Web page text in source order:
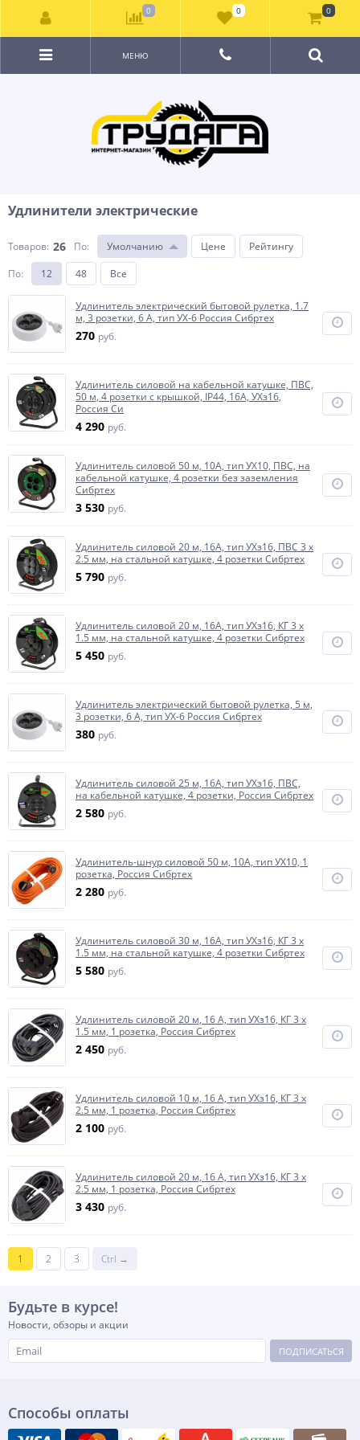
МЕНЮ
Удлинители электрические
Товаров: 26 По: Умолчанию Цене
Рейтингу
По: 12 48 Все
Удлинитель электрический бытовой рулетка, 1.7
м, 3 розетки, 6 А, тип УХ-6 Россия Сибртех
270 руб.
Удлинитель силовой на кабельной катушке, ПВС,
50 м, 4 розетки с крышкой, IP44, 16А, УХз16,
Россия Си
4 290 руб.
Удлинитель силовой 50 м, 10А, тип УХ10, ПВС, на
кабельной катушке, 4 розетки без заземления
Сибртех
3 530 руб.
Удлинитель силовой 20 м, 16А, тип УХз16, ПВС 3 x
2.5 мм, на стальной катушке, 4 розетки Сибртех
5 790 руб.
Удлинитель силовой 20 м, 16А, тип УХз16, КГ 3 x
1.5 мм, на стальной катушке, 4 розетки Сибртех
5 450 руб.
Удлинитель электрический бытовой рулетка, 5 м,
3 розетки, 6 А, тип УХ-6 Россия Сибртех
380 руб.
Удлинитель силовой 25 м, 16А, тип УХз16, ПВС,
на кабельной катушке, 4 розетки, Россия Сибртех
2 580 руб.
Удлинитель-шнур силовой 50 м, 10A, тип УХ10, 1
розетка, Россия Сибртех
2 280 руб.
Удлинитель силовой 30 м, 16А, тип УХз16, КГ 3 x
1.5 мм, на стальной катушке, 4 розетки Сибртех
5 580 руб.
Удлинитель силовой 20 м, 16 А, тип УХз16, КГ 3 x
1.5 мм, 1 розетка, Россия Сибртех
2 450 руб.
Удлинитель силовой 10 м, 16 А, тип УХз16, КГ 3 x
2.5 мм, 1 розетка, Россия Сибртех
2 100 руб.
Удлинитель силовой 20 м, 16 А, тип УХз16, КГ 3 x
2.5 мм, 1 розетка, Россия Сибртех
3 430 руб.
1 2 3 Ctrl →
Будьте в курсе!
Новости, обзоры и акции
ПОДПИСАТЬСЯ
Способы оплаты
0 0 0